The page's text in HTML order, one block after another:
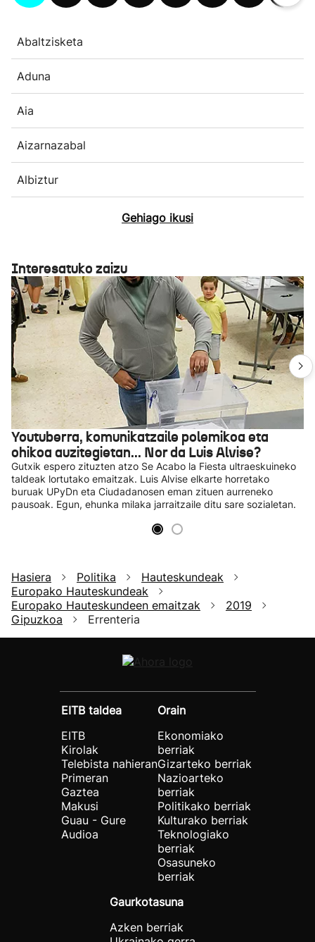
Abaltzisketa
Aduna
Aia
Aizarnazabal
Albiztur
Gehiago ikusi
Interesatuko zaizu
Youtuberra, komunikatzaile polemikoa eta
ohikoa auzitegietan... Nor da Luis Alvise?
Gutxik espero zituzten atzo Se Acabo la Fiesta ultraeskuineko
taldeak lortutako emaitzak. Luis Alvise elkarte horretako
buruak UPyDn eta Ciudadanosen eman zituen aurreneko
pausoak. Egun, ehunka milaka jarraitzaile ditu sare sozialetan.
Hasiera Politika
Hauteskundeak
Europako Hauteskundeak
Europako Hauteskundeen emaitzak
2019
Gipuzkoa
Errenteria
EITB taldea
EITB
Kirolak
Telebista nahieran
Primeran
Gaztea
Makusi
Guau - Gure
Audioa
Orain
Ekonomiako
berriak
Gizarteko berriak
Nazioarteko
berriak
Politikako berriak
Kulturako berriak
Teknologiako
berriak
Osasuneko
berriak
Gaurkotasuna
Azken berriak